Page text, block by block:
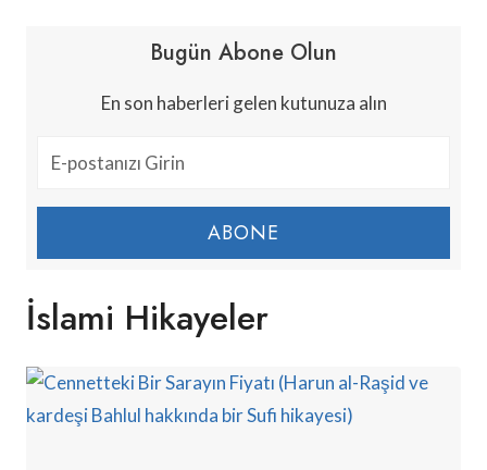
Bugün Abone Olun
En son haberleri gelen kutunuza alın
ABONE
İslami Hikayeler